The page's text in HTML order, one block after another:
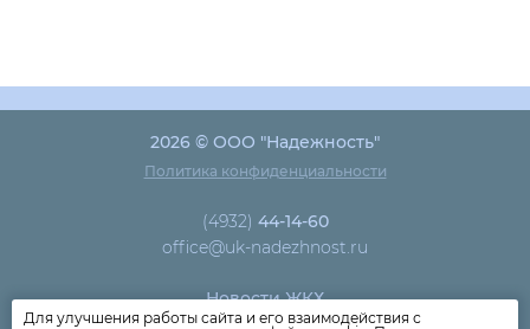
2026 © ООО "Надежность"
Политика конфиденциальности
(4932) 44-14-60
office@uk-nadezhnost.ru
Новости ЖКХ
Для улучшения работы сайта и его взаимодействия с